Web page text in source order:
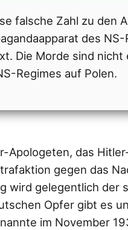
falsche Zahl zu den
des
Die Morde sind
Regimes auf Polen.
Apologeten, das
gegen das
wird gelegentlich der
Opfer gibt es
im November